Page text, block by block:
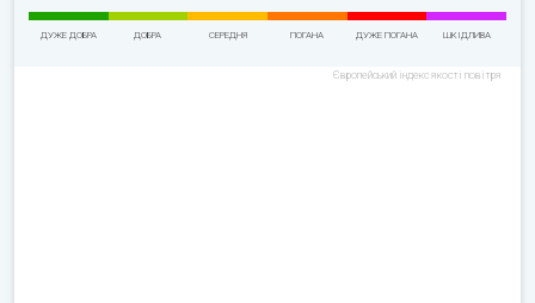
ДУЖЕ ДОБРА ДОБРА СЕРЕДНЯ ПОГАНА ДУЖЕ ПОГАНА ШКІДЛИВА
Європейський індекс якості повітря